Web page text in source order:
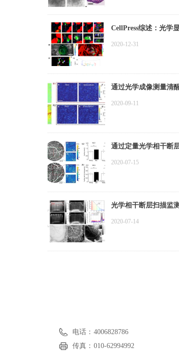
CellPress综述：光学
2020-12-31
通过光学成像测量清
2020-09-11
通过定量光学相干断
2020-07-15
光学相干断层扫描监
2020-07-14
电话： 4006828786
传真： 010-62994992